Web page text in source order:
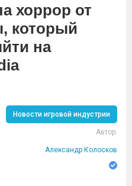
хоррор от
который
на
Новости игровой индустрии
Автор:
Александр Колосков